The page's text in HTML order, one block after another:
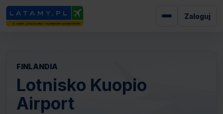
Zaloguj
FINLANDIA
Lotnisko Kuopio
Airport